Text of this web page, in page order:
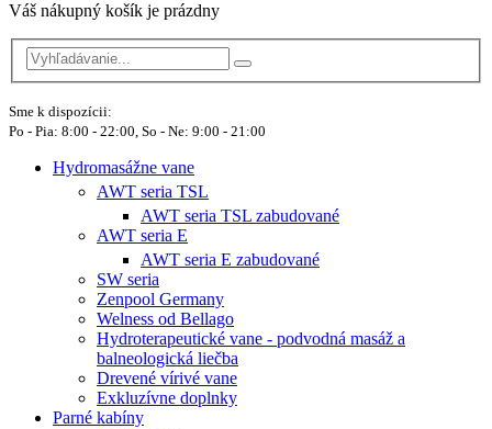
Váš nákupný košík je prázdny
Sme k dispozícii:
Po - Pia: 8:00 - 22:00, So - Ne: 9:00 - 21:00
Hydromasážne vane
AWT seria TSL
AWT seria TSL zabudované
AWT seria E
AWT seria E zabudované
SW seria
Zenpool Germany
Welness od Bellago
Hydroterapeutické vane - podvodná masáž a
balneologická liečba
Drevené vírivé vane
Exkluzívne doplnky
Parné kabíny